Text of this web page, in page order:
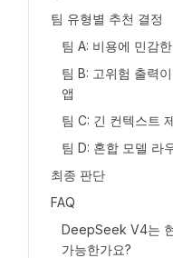
팀 유형별 추천 결정
팀 A: 비용에 민감
팀 B: 고위험 출력
앱
팀 C: 긴 컨텍스트
팀 D: 혼합 모델 라
최종 판단
FAQ
DeepSeek V4는
가능한가요?